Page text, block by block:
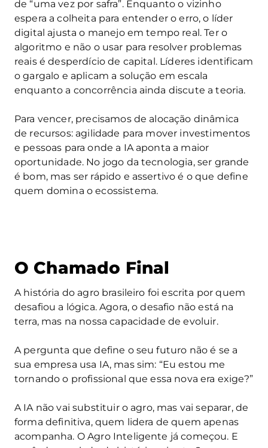
de “uma vez por safra”. Enquanto o vizinho
espera a colheita para entender o erro, o líder
digital ajusta o manejo em tempo real. Ter o
algoritmo e não o usar para resolver problemas
reais é desperdício de capital. Líderes identificam
o gargalo e aplicam a solução em escala
enquanto a concorrência ainda discute a teoria.
Para vencer, precisamos de alocação dinâmica
de recursos: agilidade para mover investimentos
e pessoas para onde a IA aponta a maior
oportunidade. No jogo da tecnologia, ser grande
é bom, mas ser rápido e assertivo é o que define
quem domina o ecossistema.
O Chamado Final
A história do agro brasileiro foi escrita por quem
desafiou a lógica. Agora, o desafio não está na
terra, mas na nossa capacidade de evoluir.
A pergunta que define o seu futuro não é se a
sua empresa usa IA, mas sim: “Eu estou me
tornando o profissional que essa nova era exige?”
A IA não vai substituir o agro, mas vai separar, de
forma definitiva, quem lidera de quem apenas
acompanha. O Agro Inteligente já começou. E